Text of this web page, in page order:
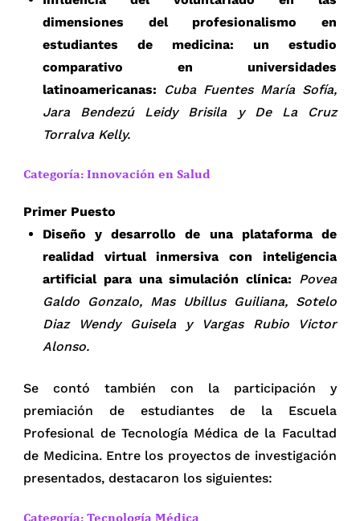
dimensiones del profesionalismo en
estudiantes de medicina: un estudio
comparativo en universidades
latinoamericanas: Cuba Fuentes María Sofía,
Jara Bendezú Leidy Brisila y De La Cruz
Torralva Kelly.
Categoría: Innovación en Salud
Primer Puesto
Diseño y desarrollo de una plataforma de
realidad virtual inmersiva con inteligencia
artificial para una simulación clínica: Povea
Galdo Gonzalo, Mas Ubillus Guiliana, Sotelo
Diaz Wendy Guisela y Vargas Rubio Victor
Alonso.
Se contó también con la participación y
premiación de estudiantes de la Escuela
Profesional de Tecnología Médica de la Facultad
de Medicina. Entre los proyectos de investigación
presentados, destacaron los siguientes:
Categoría: Tecnología Médica